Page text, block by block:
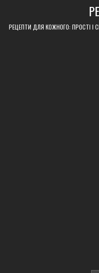
content
РЕЦЕПТИ ДЛЯ КОЖНОГО: ПРОСТІ І